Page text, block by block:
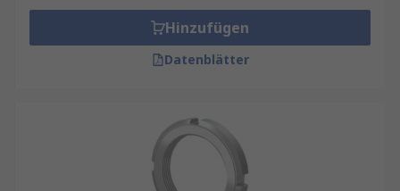
Hinzufügen
Datenblätter